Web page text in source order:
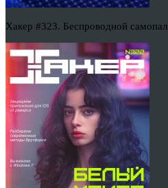
Хакер #323. Беспроводной самопал